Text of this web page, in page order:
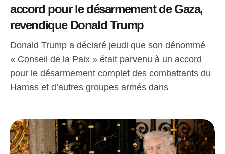
accord pour le désarmement de Gaza,
revendique Donald Trump
Donald Trump a déclaré jeudi que son dénommé
« Conseil de la Paix » était parvenu à un accord
pour le désarmement complet des combattants du
Hamas et d’autres groupes armés dans